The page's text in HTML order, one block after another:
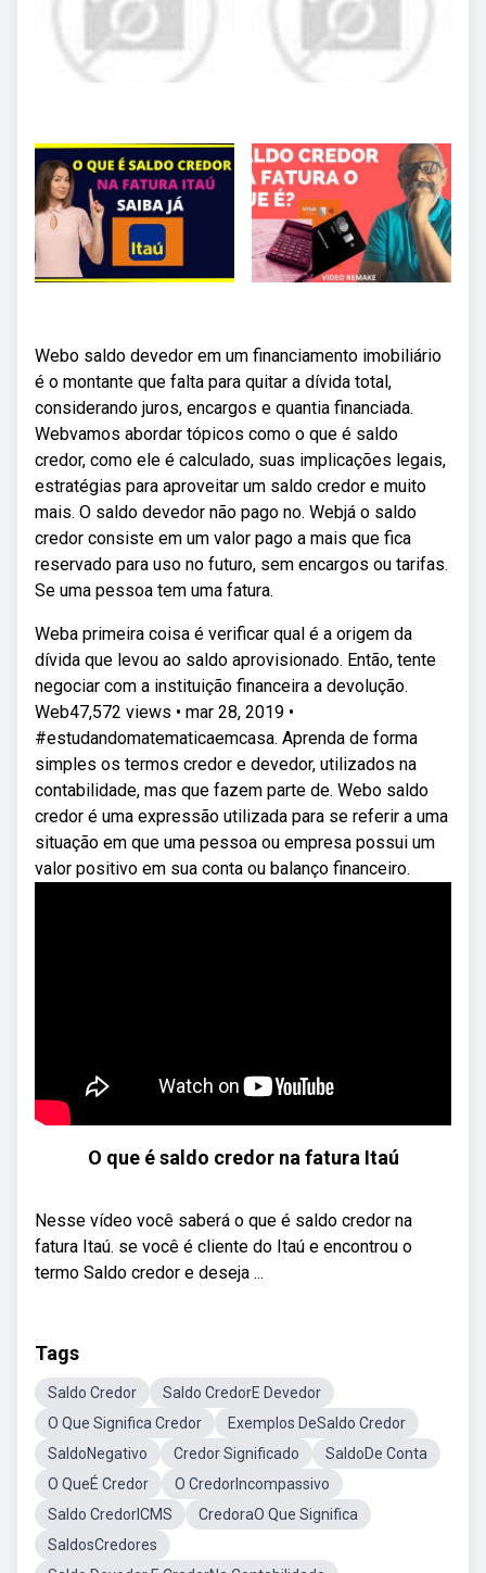
Webo saldo devedor em um financiamento imobiliário
é o montante que falta para quitar a dívida total,
considerando juros, encargos e quantia financiada.
Webvamos abordar tópicos como o que é saldo
credor, como ele é calculado, suas implicações legais,
estratégias para aproveitar um saldo credor e muito
mais. O saldo devedor não pago no. Webjá o saldo
credor consiste em um valor pago a mais que fica
reservado para uso no futuro, sem encargos ou tarifas.
Se uma pessoa tem uma fatura.
Weba primeira coisa é verificar qual é a origem da
dívida que levou ao saldo aprovisionado. Então, tente
negociar com a instituição financeira a devolução.
Web47,572 views • mar 28, 2019 •
#estudandomatematicaemcasa. Aprenda de forma
simples os termos credor e devedor, utilizados na
contabilidade, mas que fazem parte de. Webo saldo
credor é uma expressão utilizada para se referir a uma
situação em que uma pessoa ou empresa possui um
valor positivo em sua conta ou balanço financeiro.
O que é saldo credor na fatura Itaú
Nesse vídeo você saberá o que é saldo credor na
fatura Itaú. se você é cliente do Itaú e encontrou o
termo Saldo credor e deseja ...
Tags
Saldo Credor
Saldo CredorE Devedor
O Que Significa Credor
Exemplos DeSaldo Credor
SaldoNegativo
Credor Significado
SaldoDe Conta
O QueÉ Credor
O CredorIncompassivo
Saldo CredorICMS
CredoraO Que Significa
SaldosCredores